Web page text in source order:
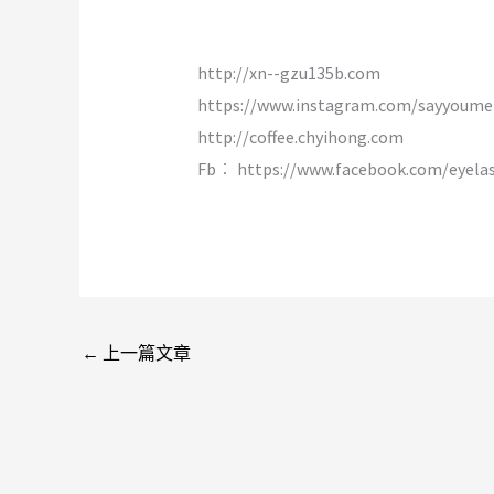
http://xn--gzu135b.com
https://www.instagram.com/
http://coffee.chyihong.com
Fb︰ https://www.facebook.com/
← 上一篇文章